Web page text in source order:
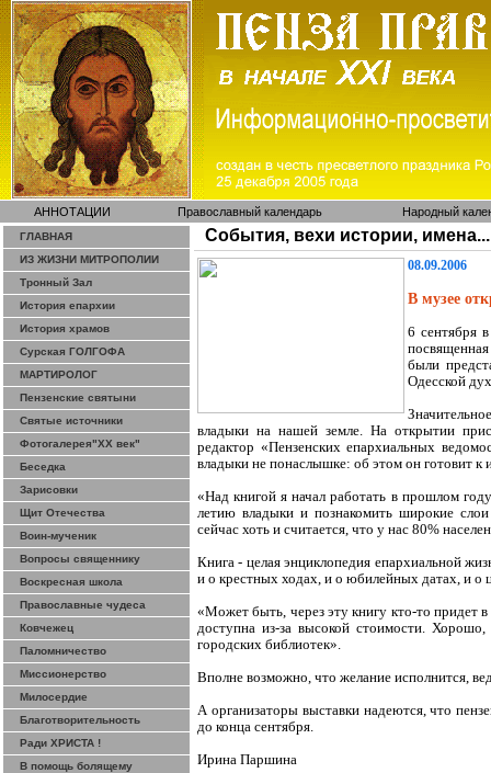
АННОТАЦИИ Православный календарь Народный
ГЛАВНАЯ
ИЗ ЖИЗНИ МИТРОПОЛИИ
Тронный Зал
История епархии
История храмов
Сурская ГОЛГОФА
МАРТИРОЛОГ
Пензенские святыни
Святые источники
Фотогалерея"ХХ век"
Беседка
Зарисовки
Щит Отечества
Воин-мученик
Вопросы священнику
Воскресная школа
Православные чудеса
Ковчежец
Паломничество
Миссионерство
Милосердие
Благотворительность
Ради ХРИСТА !
В помощь болящему
События, вехи истории, имена...
08.09.2006
В музее
6 сентября
были
Одесской
владыки на нашей земле. На открытии
редактор «Пензенских епархиальных
владыки не понаслышке: об этом он готовит к
«Над книгой я начал работать в прошлом
летию владыки и познакомить широкие
сейчас хоть и считается, что у нас 80%
Книга - целая энциклопедия епархиальной
и о крестных ходах, и о юбилейных датах, и о
«Может быть, через эту книгу кто-то придет
доступна из-за высокой стоимости.
городских библиотек».
Вполне возможно, что желание исполнится,
А организаторы выставки надеются, что
до конца сентября.
Ирина Паршина